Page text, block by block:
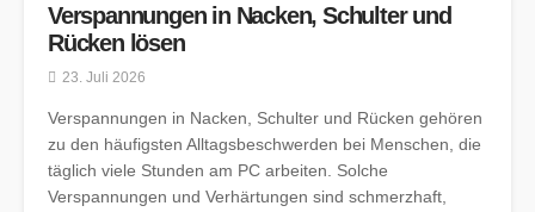
Verspannungen in Nacken, Schulter und
Rücken lösen
23. Juli 2026
Verspannungen in Nacken, Schulter und Rücken gehören
zu den häufigsten Alltagsbeschwerden bei Menschen, die
täglich viele Stunden am PC arbeiten. Solche
Verspannungen und Verhärtungen sind schmerzhaft,